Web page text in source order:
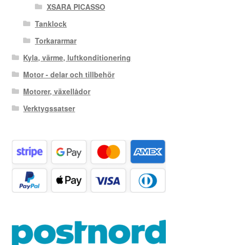
XSARA PICASSO
Tanklock
Torkararmar
Kyla, värme, luftkonditionering
Motor - delar och tillbehör
Motorer, växellådor
Verktygssatser